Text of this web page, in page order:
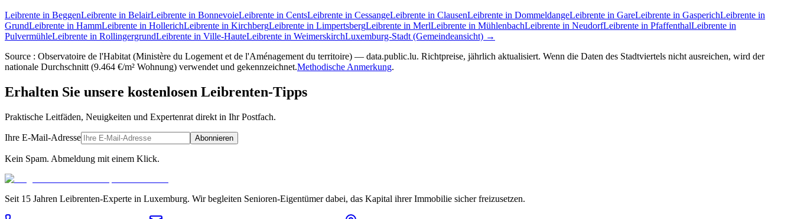
Leibrente in BeggenLeibrente in BelairLeibrente in BonnevoieLeibrente in CentsLeibrente in CessangeLeibrente in ClausenLeibrente in DommeldangeLeibrente in GareLeibrente in GasperichLeibrente in
GrundLeibrente in HammLeibrente in HollerichLeibrente in KirchbergLeibrente in LimpertsbergLeibrente in MerlLeibrente in MühlenbachLeibrente in NeudorfLeibrente in PfaffenthalLeibrente in
PulvermühleLeibrente in RollingergrundLeibrente in Ville-HauteLeibrente in WeimerskirchLuxemburg-Stadt (Gemeindeansicht) →
Source : Observatoire de l'Habitat (Ministère du Logement et de l'Aménagement du territoire) — data.public.lu. Richtpreise, jährlich aktualisiert. Wenn die Daten des Stadtviertels nicht ausreichen, wird der
nationale Durchschnitt (9.464 €/m² Wohnung) verwendet und gekennzeichnet.Methodische Anmerkung.
Erhalten Sie unsere kostenlosen Leibrenten-Tipps
Praktische Leitfäden, Neuigkeiten und Expertenrat direkt in Ihr Postfach.
Ihre E-Mail-Adresse Abonnieren
Kein Spam. Abmeldung mit einem Klick.
Seit 15 Jahren Leibrenten-Experte in Luxemburg. Wir begleiten Senioren-Eigentümer dabei, das Kapital ihrer Immobilie sicher freizusetzen.